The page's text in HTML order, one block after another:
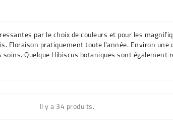
par le choix de couleurs et pour les
Floraison pratiquement toute l'année. Environ une
Quelque Hibiscus botaniques sont également
Il y a 34 produits.